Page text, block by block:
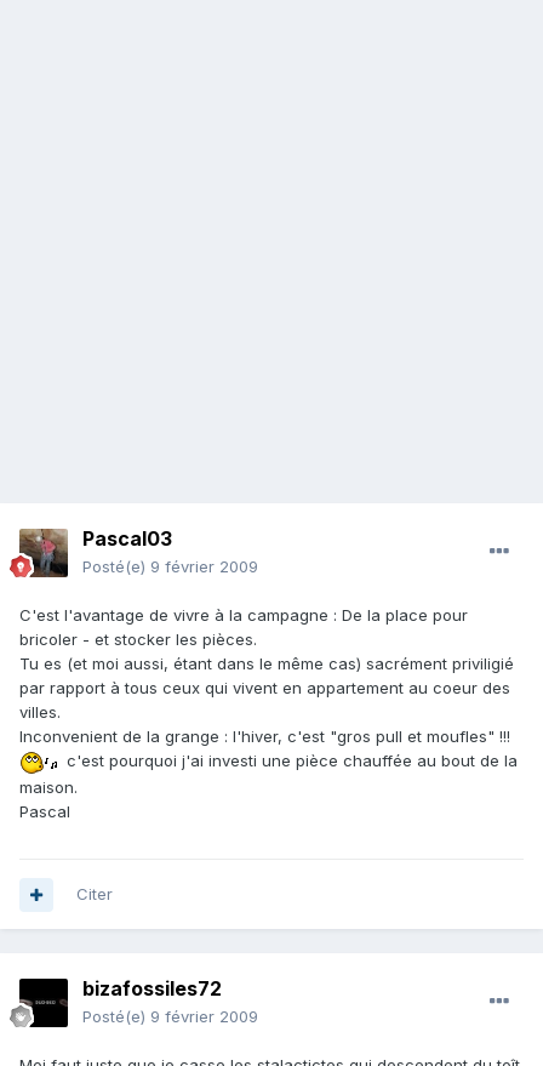
Pascal03
Posté(e) 9 février 2009
C'est l'avantage de vivre à la campagne : De la place pour
bricoler - et stocker les pièces.
Tu es (et moi aussi, étant dans le même cas) sacrément priviligié
par rapport à tous ceux qui vivent en appartement au coeur des
villes.
Inconvenient de la grange : l'hiver, c'est "gros pull et moufles" !!!
c'est pourquoi j'ai investi une pièce chauffée au bout de la
maison.
Pascal
Citer
bizafossiles72
Posté(e) 9 février 2009